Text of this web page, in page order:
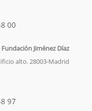
00
Jiménez Díaz
alto. 28003-Madrid
97